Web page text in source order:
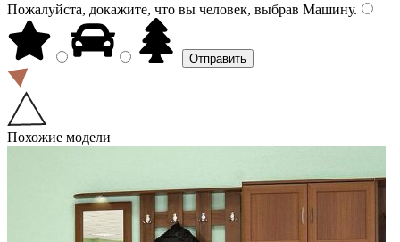
Пожалуйста, докажите, что вы человек, выбрав Машину.
Похожие модели